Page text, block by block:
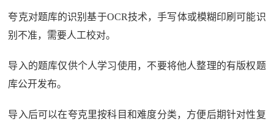
夸克对题库的识别基于OCR技术，手写体或模糊印刷可能识
别不准，需要人工校对。
导入的题库仅供个人学习使用，不要将他人整理的有版权题
库公开发布。
导入后可以在夸克里按科目和难度分类，方便后期针对性复